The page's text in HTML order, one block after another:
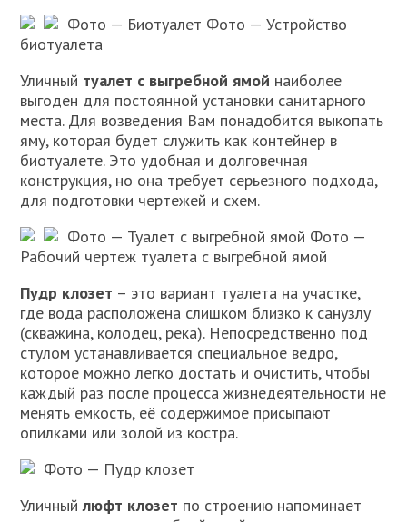
Фото — Биотуалет Фото — Устройство
биотуалета
Уличный туалет с выгребной ямой наиболее
выгоден для постоянной установки санитарного
места. Для возведения Вам понадобится выкопать
яму, которая будет служить как контейнер в
биотуалете. Это удобная и долговечная
конструкция, но она требует серьезного подхода,
для подготовки чертежей и схем.
Фото — Туалет с выгребной ямой Фото —
Рабочий чертеж туалета с выгребной ямой
Пудр клозет – это вариант туалета на участке,
где вода расположена слишком близко к санузлу
(скважина, колодец, река). Непосредственно под
стулом устанавливается специальное ведро,
которое можно легко достать и очистить, чтобы
каждый раз после процесса жизнедеятельности не
менять емкость, её содержимое присыпают
опилками или золой из костра.
Фото — Пудр клозет
Уличныйлюфт клозет по строению напоминает